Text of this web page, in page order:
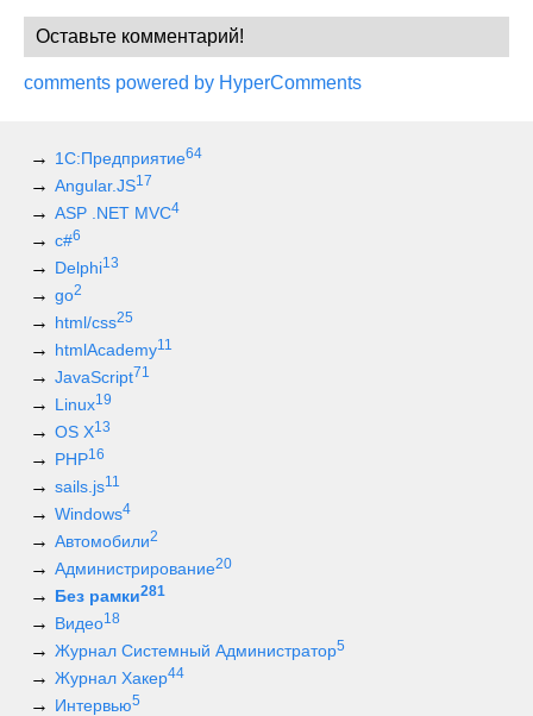
Оставьте комментарий!
comments powered by HyperComments
1С:Предприятие64
Angular.JS17
ASP .NET MVC4
c#6
Delphi13
go2
html/css25
htmlAcademy11
JavaScript71
Linux19
OS X13
PHP16
sails.js11
Windows4
Автомобили2
Администрирование20
Без рамки281
Видео18
Журнал Системный Администратор5
Журнал Хакер44
Интервью5